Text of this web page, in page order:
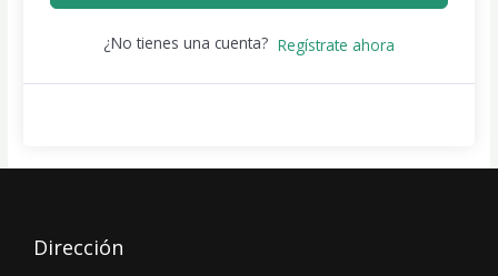
¿No tienes una cuenta? Regístrate ahora
Dirección